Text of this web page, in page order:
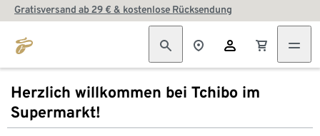
Gratisversand ab 29 € & kostenlose Rücksendung
Herzlich willkommen bei Tchibo im
Supermarkt!